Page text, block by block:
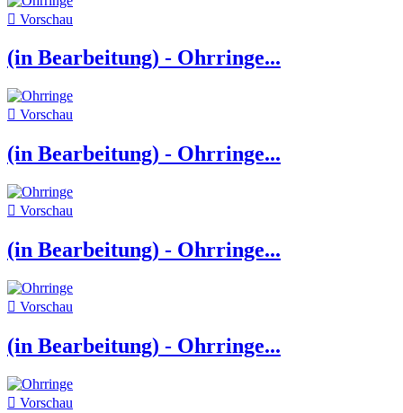
 Vorschau
(in Bearbeitung) - Ohrringe...
 Vorschau
(in Bearbeitung) - Ohrringe...
 Vorschau
(in Bearbeitung) - Ohrringe...
 Vorschau
(in Bearbeitung) - Ohrringe...
 Vorschau